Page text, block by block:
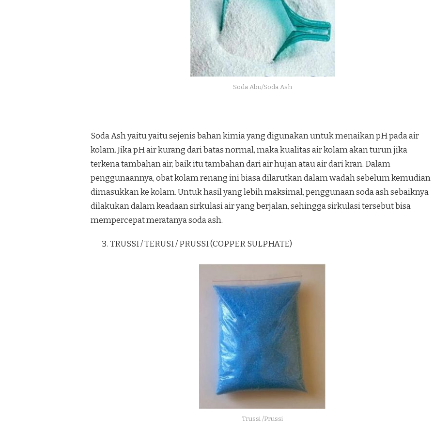
Soda Abu/Soda Ash
Soda Ash yaitu yaitu sejenis bahan kimia yang digunakan untuk menaikan pH pada air
kolam. Jika pH air kurang dari batas normal, maka kualitas air kolam akan turun jika
terkena tambahan air, baik itu tambahan dari air hujan atau air dari kran. Dalam
penggunaannya, obat kolam renang ini biasa dilarutkan dalam wadah sebelum kemudian
dimasukkan ke kolam. Untuk hasil yang lebih maksimal, penggunaan soda ash sebaiknya
dilakukan dalam keadaan sirkulasi air yang berjalan, sehingga sirkulasi tersebut bisa
mempercepat meratanya soda ash.
TRUSSI / TERUSI / PRUSSI (COPPER SULPHATE)
Trussi /Prussi